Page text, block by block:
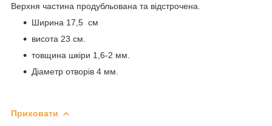
Верхня частина продубльована та відстрочена.
Ширина 17,5 см
висота 23 см.
товщина шкіри 1,6-2 мм.
Діаметр отворів 4 мм.
Приховати